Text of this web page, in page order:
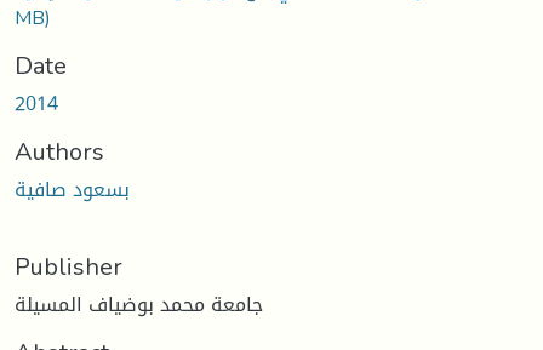
MB)
Date
2014
Authors
بسعود صافية
Publisher
جامعة محمد بوضياف المسيلة